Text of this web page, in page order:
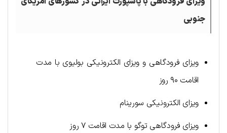
جنوبی
ویزای فرودگاهی و ویزای الکترونیکی بولیوی با مدت
اقامت ۹۰ روز
ویزای الکترونیکی سورینام
ویزای فرودگاهی توگو با مدت اقامت ۷ روز